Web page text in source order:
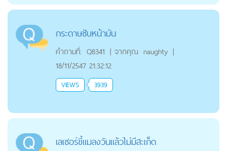
กระดาษซับหน้ามัน
คำถามที่: Q8341 | จากคุณ naughty |
18/11/2547 21:32:12
VIEWS 3939
เลเซอร์ขี้แมลงวันแล้วไม่มีสะเก็ด